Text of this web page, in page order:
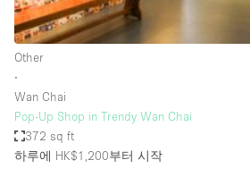
Concierge
Counters
Electricity
Elevator
Fitting Rooms
Other
∙
Wan Chai
Pop-Up Shop in Trendy Wan Chai
372 sq ft
하루에 HK$1,200부터 시작